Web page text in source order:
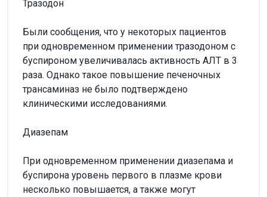
Тразодон
Были сообщения, что у некоторых пациентов
при одновременном применении тразодоном с
буспироном увеличивалась активность АЛТ в 3
раза. Однако такое повышение печеночных
трансаминаз не было подтверждено
клиническими исследованиями.
Диазепам
При одновременном применении диазепама и
буспирона уровень первого в плазме крови
несколько повышается, а также могут